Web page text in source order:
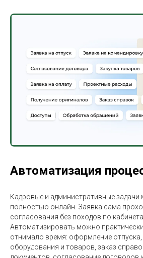
Автоматизация
Кадровые и административные
полностью онлайн. Заявка сама
согласования без походов по
Автоматизировать можно
отнимало время: оформление отпуска,
оборудования и товаров, заказ